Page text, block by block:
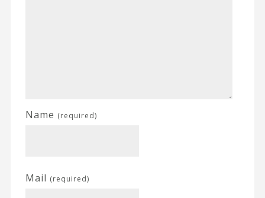
Name (required)
Mail (required)